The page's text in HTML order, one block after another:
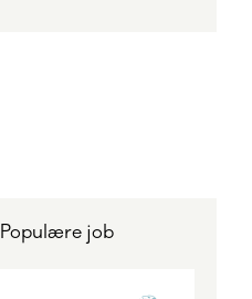
Populære job